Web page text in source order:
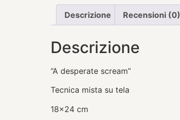
Descrizione Recensioni (0)
Descrizione
“A desperate scream”
Tecnica mista su tela
18×24 cm